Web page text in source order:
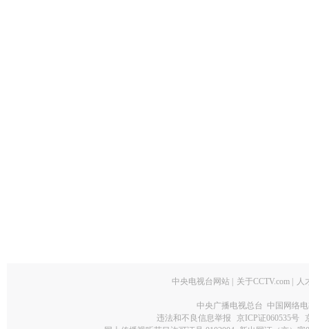
中央电视台网站 关于CCTV.com 人
中央广播电视总台 中国网络
违法和不良信息举报
京ICP证060535号